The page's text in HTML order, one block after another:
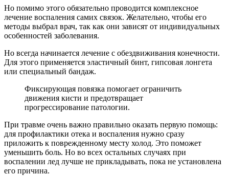
Но помимо этого обязательно проводится комплексное
лечение воспаления самих связок. Желательно, чтобы его
методы выбрал врач, так как они зависят от индивидуальных
особенностей заболевания.
Но всегда начинается лечение с обездвиживания конечности.
Для этого применяется эластичный бинт, гипсовая лонгета
или специальный бандаж.
Фиксирующая повязка помогает ограничить
движения кисти и предотвращает
прогрессирование патологии.
При травме очень важно правильно оказать первую помощь:
для профилактики отека и воспаления нужно сразу
приложить к поврежденному месту холод. Это поможет
уменьшить боль. Но во всех остальных случаях при
воспалении лед лучше не прикладывать, пока не установлена
его причина.